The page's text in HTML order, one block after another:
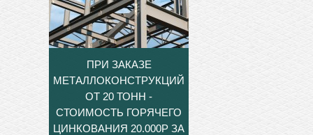
ПРИ ЗАКАЗЕ
МЕТАЛЛОКОНСТРУКЦИЙ
ОТ 20 ТОНН -
СТОИМОСТЬ ГОРЯЧЕГО
ЦИНКОВАНИЯ 20.000Р ЗА